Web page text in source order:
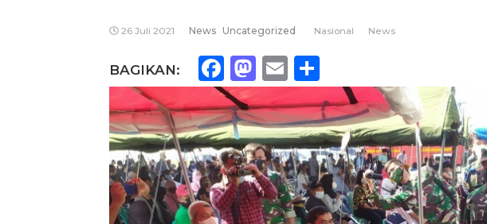
26 Juli 2021 News Uncategorized Nasional News
BAGIKAN: Facebook
Mastodon
Email